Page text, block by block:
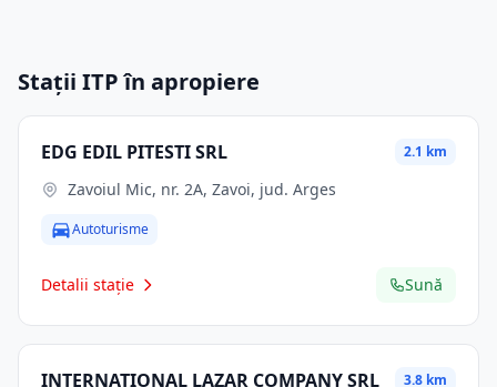
Stații ITP în apropiere
EDG EDIL PITESTI SRL 2.1 km
Zavoiul Mic, nr. 2A, Zavoi, jud. Arges
Autoturisme
Detalii stație Sună
INTERNATIONAL LAZAR COMPANY SRL 3.8 km